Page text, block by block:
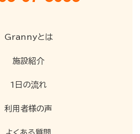
Grannyとは
施設紹介
1日の流れ
利用者様の声
よくある質問